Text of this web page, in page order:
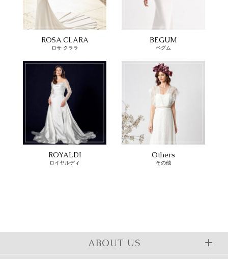
ROSA CLARA
ロサ クララ
BEGUM
ベグム
ROYALDI
ロイヤルディ
Others
その他
ABOUT US